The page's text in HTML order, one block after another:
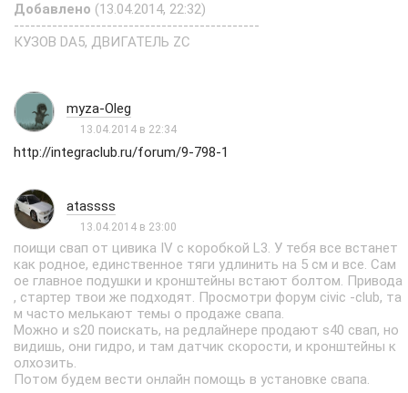
Добавлено (13.04.2014, 22:32)
---------------------------------------------
КУЗОВ DA5, ДВИГАТЕЛЬ ZC
myza-Oleg
13.04.2014 в 22:34
http://integraclub.ru/forum/9-798-1
atassss
13.04.2014 в 23:00
поищи свап от цивика IV с коробкой L3. У тебя все встанет
как родное, единственное тяги удлинить на 5 см и все. Сам
ое главное подушки и кронштейны встают болтом. Привода
, стартер твои же подходят. Просмотри форум civic -club, та
м часто мелькают темы о продаже свапа.
Можно и s20 поискать, на редлайнере продают s40 свап, но
видишь, они гидро, и там датчик скорости, и кронштейны к
олхозить.
Потом будем вести онлайн помощь в установке свапа.